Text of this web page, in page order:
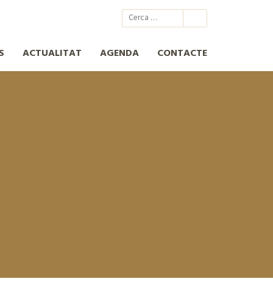
Xarxa per a la Conservació de la Natura
ACTUALITAT AGENDA CONTACTE